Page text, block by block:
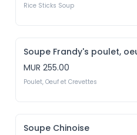
Rice Sticks Soup
Soupe Frandy's poulet,
MUR 255.00
Poulet, Oeuf et Crevettes
Soupe Chinoise